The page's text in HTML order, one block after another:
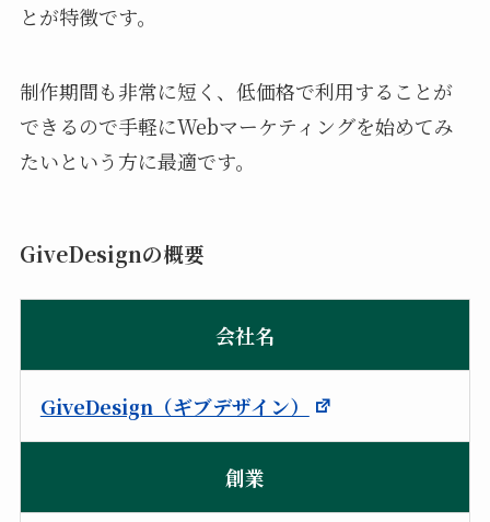
とが特徴です。
制作期間も非常に短く、低価格で利用することが
できるので手軽にWebマーケティングを始めてみ
たいという方に最適です。
GiveDesignの概要
会社名
GiveDesign（ギブデザイン）
創業